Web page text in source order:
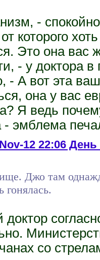
-
которого
Это она вас
- у доктора в
- А вот эта
она у вас
Я ведь
- эмблема
12 22:06 День
Джо там
со